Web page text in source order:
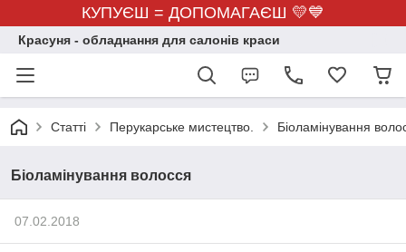
КУПУЄШ = ДОПОМАГАЄШ 💛💙
Красуня - обладнання для салонів краси
Статті Перукарське мистецтво. Біоламінування
Біоламінування волосся
07.02.2018